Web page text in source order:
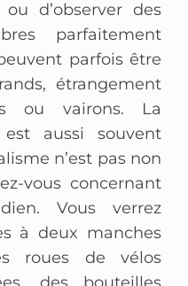
d’observer des
parfaitement
parfois être
étrangement
ou vairons. La
aussi souvent
n’est pas non
vous concernant
Vous verrez
à deux manches
roues de vélos
des bouteilles